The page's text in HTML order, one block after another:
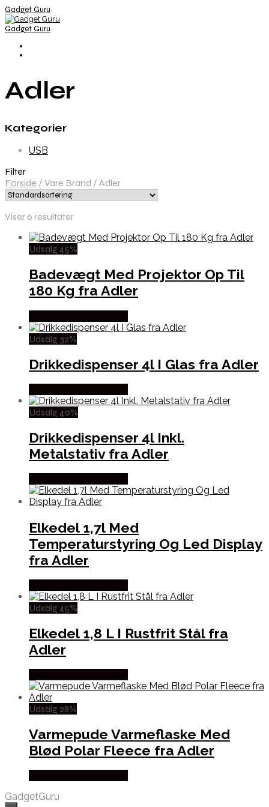
Gadget Guru
Gadget Guru
Adler
Kategorier
USB
Filter
Forside / Vare Brand / Adler
Viser 6 resultater
Udsalg 45%
Badevægt Med Projektor Op Til
180 Kg fra Adler
Udsalg 32%
Drikkedispenser 4l I Glas fra Adler
Udsalg 40%
Drikkedispenser 4l Inkl.
Metalstativ fra Adler
Elkedel 1,7l Med
Temperaturstyring Og Led Display
fra Adler
Udsalg 45%
Elkedel 1,8 L I Rustfrit Stål fra
Adler
Udsalg 28%
Varmepude Varmeflaske Med
Blød Polar Fleece fra Adler
GadgetGuru